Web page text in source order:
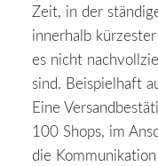
Zeit, in der
innerhalb
es nicht
sind. Beispielhaft
Eine
100 Shops, im
die